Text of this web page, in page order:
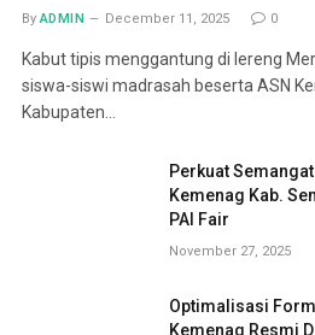
By ADMIN December 11, 2025 0
Kabut tipis menggantung di lereng
siswa-siswi madrasah beserta ASN
Kabupaten…
Perkuat
Kemenag Kab.
PAI Fair
November 27, 2025
Optimalisasi
Kemenag Resmi